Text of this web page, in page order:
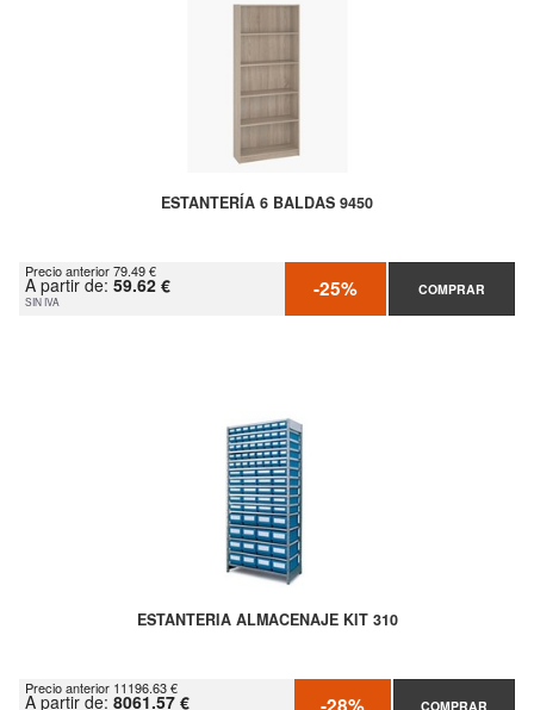
ESTANTERÍA 6 BALDAS 9450
Precio anterior 79.49 €
A partir de: 59.62 €
SIN IVA -25% COMPRAR
ESTANTERIA ALMACENAJE KIT 310
Precio anterior 11196.63 €
A partir de: 8061.57 € COMPRAR